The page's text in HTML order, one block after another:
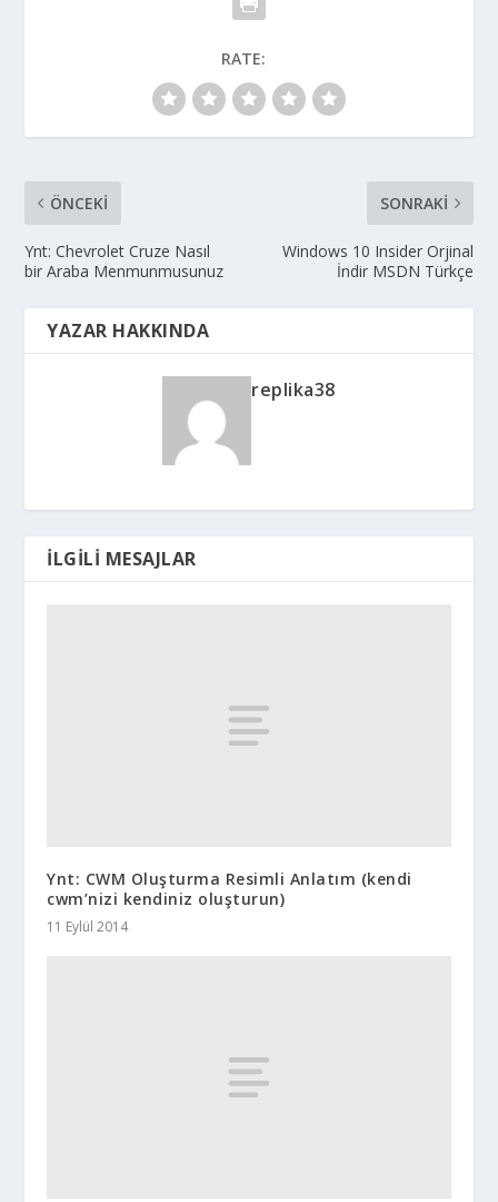
RATE:
ÖNCEKI
Ynt: Chevrolet Cruze Nasıl
bir Araba Menmunmusunuz
SONRAKI
Windows 10 Insider Orjinal
İndir MSDN Türkçe
YAZAR HAKKINDA
replika38
İLGILI MESAJLAR
Ynt: CWM Oluşturma Resimli Anlatım (kendi
cwm’nizi kendiniz oluşturun)
11 Eylül 2014